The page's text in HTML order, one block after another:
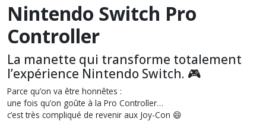
Nintendo Switch Pro
Controller
La manette qui transforme totalement
l’expérience Nintendo Switch. 🎮
Parce qu’on va être honnêtes :
une fois qu’on goûte à la Pro Controller…
c’est très compliqué de revenir aux Joy-Con 😄